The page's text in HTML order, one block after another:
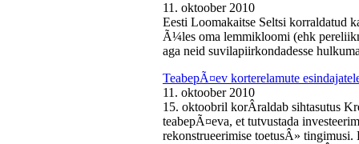
11. oktoober 2010
Eesti Loomakaitse Seltsi korraldatud
Ã¼les oma lemmikloomi (ehk
aga neid suvilapiirkondadesse
TeabepÃ¤ev korterelamute
11. oktoober 2010
15. oktoobril korÂ­raldab sihtasutus
teabepÃ¤eva, et tutvustada
rekonstrueerimise toetusÂ»